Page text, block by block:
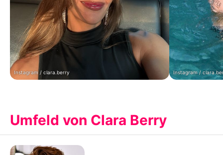
Instagram / clara.berry Instagram /
Umfeld von Clara Berry